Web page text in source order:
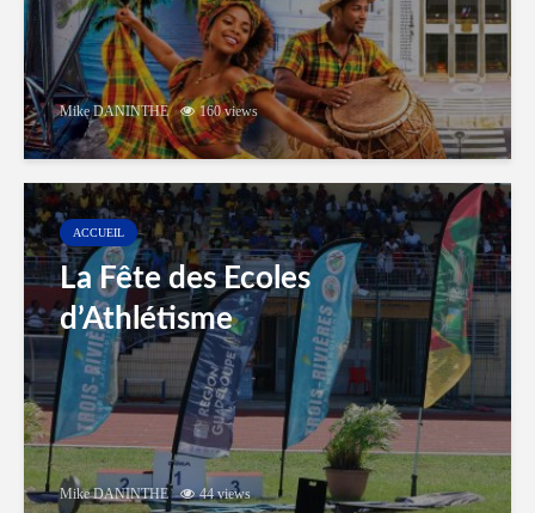
Mike DANINTHE 160 views
ACCUEIL
La Fête des Ecoles
d’Athlétisme
Mike DANINTHE 44 views